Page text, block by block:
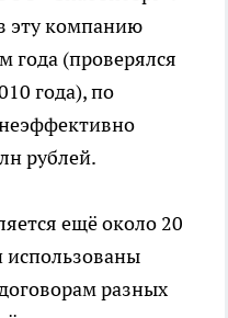
эту компанию
года (проверялся
года), по
рублей.
ещё около 20
разных